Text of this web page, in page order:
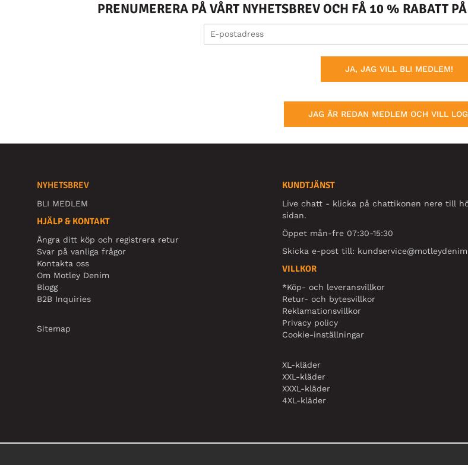
PRENUMERERA PÅ VÅRT NYHETSBREV OCH FÅ 10 % RABATT
JA, JAG VILL BLI MEDLEM!
JAG ÄR REDAN MEDLEM OCH VILL
NYHETSBREV
BLI MEDLEM
HJÄLP & KONTAKT
Ångra ditt köp och registrera retur
Svar på vanliga frågor
Kontakta oss
Om Motley Denim
Blogg
B2B Inquiries
Sitemap
KUNDTJÄNST
Live chatt - klicka på chattikonen nere till
sidan.
Öppet mån-fre 07:30-15:30
Skicka e-post till:
VILLKOR
*Köp- och leveransvillkor
Retur- och bytesvillkor
Reklamationsvillkor
Privacy policy
Cookie-inställningar
XL-kläder
XXL-kläder
XXXL-kläder
4XL-kläder